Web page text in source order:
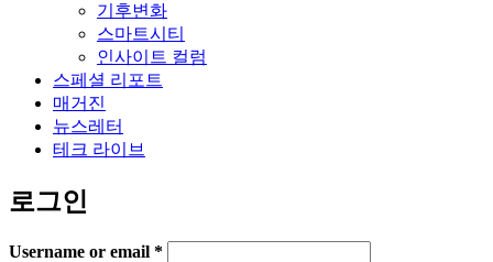
기후변화
스마트시티
인사이트 컬럼
스페셜 리포트
매거진
뉴스레터
테크 라이브
로그인
Username or email *